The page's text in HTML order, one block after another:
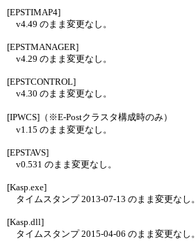
[EPSTIMAP4]
v4.49 のまま変更なし。
[EPSTMANAGER]
v4.29 のまま変更なし。
[EPSTCONTROL]
v4.30 のまま変更なし。
[IPWCS]（※E-Postクラスタ構成時のみ）
v1.15 のまま変更なし。
[EPSTAVS]
v0.531 のまま変更なし。
[Kasp.exe]
タイムスタンプ 2013-07-13 のまま変更なし。
[Kasp.dll]
タイムスタンプ 2015-04-06 のまま変更なし。